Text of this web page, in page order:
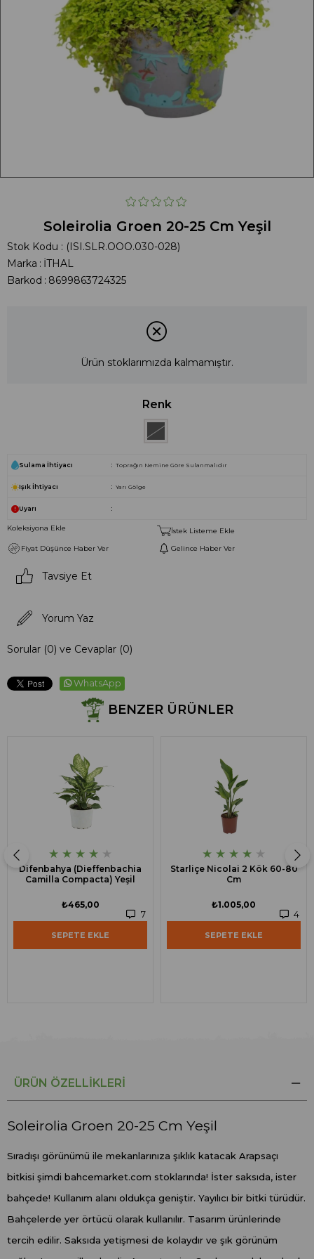
Soleirolia Groen 20-25 Cm Yeşil
Stok Kodu
(ISI.SLR.OOO.030-028)
Marka : İTHAL
Barkod : 8699863724325
Ürün stoklarımızda kalmamıştır.
Renk
Sulama İhtiyacı Toprağın Nemine Göre Sulanmalıdır
Işık İhtiyacı Yarı Gölge
Uyarı
Koleksiyona Ekle
İstek Listeme Ekle
Fiyat Düşünce Haber Ver
Gelince Haber Ver
Tavsiye Et
Yorum Yaz
Sorular (0) ve Cevaplar (0)
WhatsApp
BENZER ÜRÜNLER
★ ★ ★ ★ ★
Difenbahya (Dieffenbachia
Camilla Compacta) Yeşil
7
₺465,00
SEPETE EKLE
★ ★ ★ ★ ★
Starliçe Nicolai 2 Kök 60-80
Cm
4
₺1.005,00
SEPETE EKLE
ÜRÜN ÖZELLIKLERI
Soleirolia Groen 20-25 Cm Yeşil
Sıradışı görünümü ile mekanlarınıza şıklık katacak Arapsaçı
bitkisi şimdi bahcemarket.com stoklarında! İster saksıda, ister
bahçede! Kullanım alanı oldukça geniştir. Yayılıcı bir bitki türüdür.
Bahçelerde yer örtücü olarak kullanılır. Tasarım ürünlerinde
tercih edilir. Saksıda yetişmesi de kolaydır ve şık görünüm